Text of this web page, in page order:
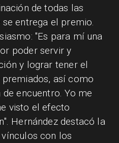
de todas las
entrega el premio.
"Es para mí una
poder servir y
y lograr tener el
así como
encuentro. Yo me
visto el efecto
Hernández destacó la
con los